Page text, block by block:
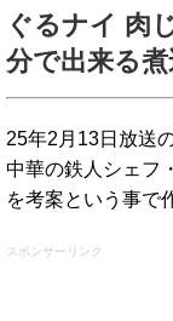
ぐるナイ 肉
分で出来る
25年2月13日放送
中華の鉄人シェフ
を考案という事で
スポンサーリンク